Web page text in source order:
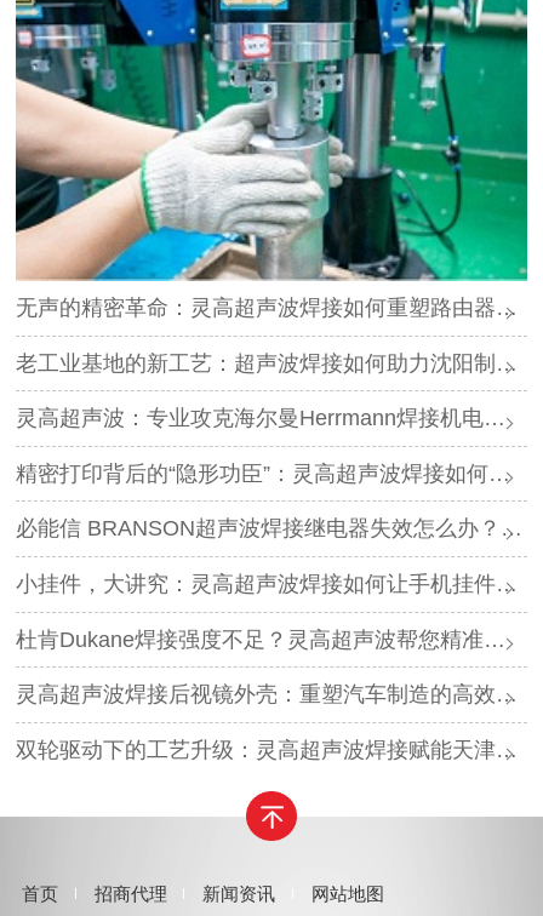
无声的精密革命：灵高超声波焊接如何重塑路由器外壳制造？
老工业基地的新工艺：超声波焊接如何助力沈阳制造转型？
灵高超声波：专业攻克海尔曼Herrmann焊接机电路板短路难题
精密打印背后的“隐形功臣”：灵高超声波焊接如何让喷墨头支架更可靠？
必能信 BRANSON超声波焊接继电器失效怎么办？灵高超声波“四步维修法”精准破局
小挂件，大讲究：灵高超声波焊接如何让手机挂件更“抗造”？
杜肯Dukane焊接强度不足？灵高超声波帮您精准破局
灵高超声波焊接后视镜外壳：重塑汽车制造的高效与美学
双轮驱动下的工艺升级：灵高超声波焊接赋能天津汽车与电子产业
首页 招商代理 新闻资讯 网站地图